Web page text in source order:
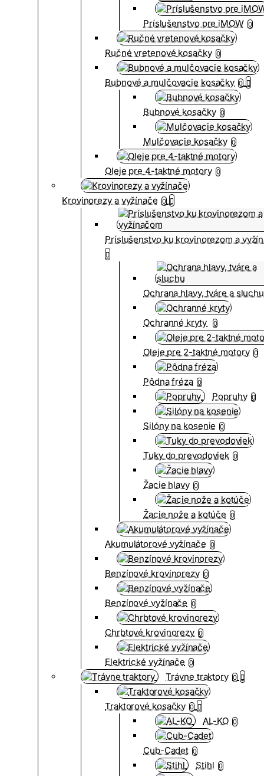
Príslušenstvo pre iMOW 0
Ručné vretenové kosačky 0
Bubnové a mulčovacie kosačky 0
Bubnové kosačky 0
Mulčovacie kosačky 0
Oleje pre 4-taktné motory 0
Krovinorezy a vyžínače 0
Príslušenstvo ku krovinorezom a
Ochrana hlavy, tváre a sluchu
Ochranné kryty 0
Oleje pre 2-taktné motory 0
Pôdna fréza 0
Popruhy 0
Silóny na kosenie 0
Tuky do prevodoviek 0
Žacie hlavy 0
Žacie nože a kotúče 0
Akumulátorové vyžínače 0
Benzínové krovinorezy 0
Benzínové vyžínače 0
Chrbtové krovinorezy 0
Elektrické vyžínače 0
Trávne traktory 0
Traktorové kosačky 0
AL-KO 0
Cub-Cadet 0
Stihl 0